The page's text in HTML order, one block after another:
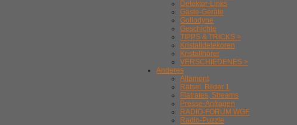
Detektor-Links
Gäste-Geräte
Gollodyne
Geschichte
TIPPS & TRICKS >
Kristalldetekoren
Kristallhörer
VERSCHIEDENES >
Anderes
Altamont
Rätsel. Bilder 1
Flatrates, Streams
Presse-Anfragen
RADIO-FORUM WGF
Radio-Puzzle